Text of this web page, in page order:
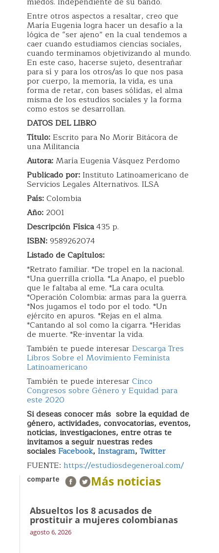
Entre otros aspectos a resaltar, creo que
María Eugenia logra hacer un desafío a la
lógica de “ser ajeno” en la cual tendemos a
caer cuando estudiamos ciencias sociales,
cuando terminamos objetivizando al mundo.
En este caso, hacerse sujeto, desentrañar
para sí y para los otros/as lo que nos pasa
por cuerpo, la memoria, la vida, es una
forma de retar, con bases sólidas, el alma
misma de los estudios sociales y la forma
como estos se desarrollan.
DATOS DEL LIBRO
Título:Escrito para No Morir Bitácora de
una Militancia
Autora:María Eugenia Vásquez Perdomo
Publicado por:Instituto Latinoamericano de
Servicios Legales Alternativos. ILSA
País:Colombia
Año: 2001
Descripción Física435 p.
ISBN:9589262074
Listado de Capítulos:
*Retrato familiar. *De tropel en la nacional.
*Una guerrilla criolla. *La Anapo, el pueblo
que le faltaba al eme. *La cara oculta.
*Operación Colombia: armas para la guerra.
*Nos jugamos el todo por el todo. *Un
ejército en apuros. *Rejas en el alma.
*Cantando al sol como la cigarra. *Heridas
de muerte. *Re-inventar la vida.
También te puede interesarDescarga Tres
Libros Sobre el Movimiento Feminista
Latinoamericano
También te puede interesarCinco
Congresos sobre Género y Equidad para
este 2020
Si deseas conocer más sobre la equidad de
género, actividades, convocatorias, eventos,
noticias, investigaciones, entre otras te
invitamos a seguir nuestras redes
socialesFacebook, Instagram, Twitter
FUENTE: https://estudiosdegeneroal.com/
comparte Más noticias
Absueltos los 8 acusados de
prostituir a mujeres colombianas
agosto 6, 2026